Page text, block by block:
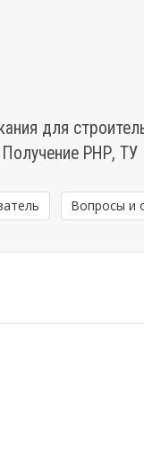
для
РНР, ТУ
Вопросы и